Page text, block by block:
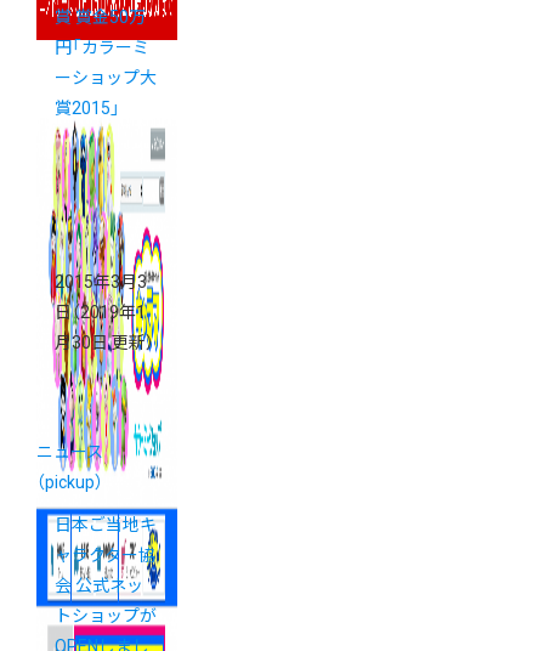
賞 賞金50万
円「カラーミ
ーショップ大
賞2015」
2015年3月3
日（2019年1
月30日 更新）
ニュース
（pickup）
日本ご当地キ
ャラクター協
会 公式ネッ
トショップが
OPENしまし